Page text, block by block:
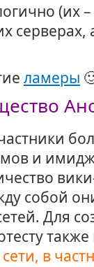
(их –
ламеры
и
собой
Для
также
в